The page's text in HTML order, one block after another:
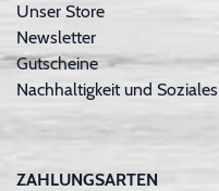
Unser Store
Newsletter
Gutscheine
Nachhaltigkeit und Soziales
ZAHLUNGSARTEN